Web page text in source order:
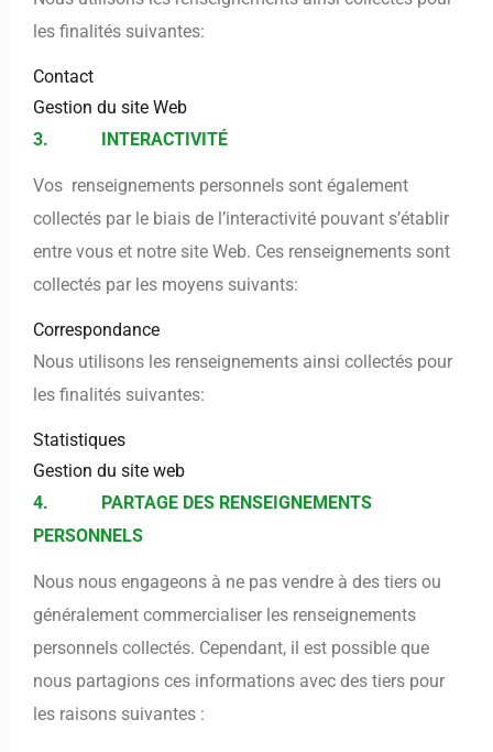
les finalités suivantes:
Contact
Gestion du site Web
3. INTERACTIVITÉ
Vos renseignements personnels sont également
collectés par le biais de l’interactivité pouvant s’établir
entre vous et notre site Web. Ces renseignements sont
collectés par les moyens suivants:
Correspondance
Nous utilisons les renseignements ainsi collectés pour
les finalités suivantes:
Statistiques
Gestion du site web
4. PARTAGE DES RENSEIGNEMENTS
PERSONNELS
Nous nous engageons à ne pas vendre à des tiers ou
généralement commercialiser les renseignements
personnels collectés. Cependant, il est possible que
nous partagions ces informations avec des tiers pour
les raisons suivantes :